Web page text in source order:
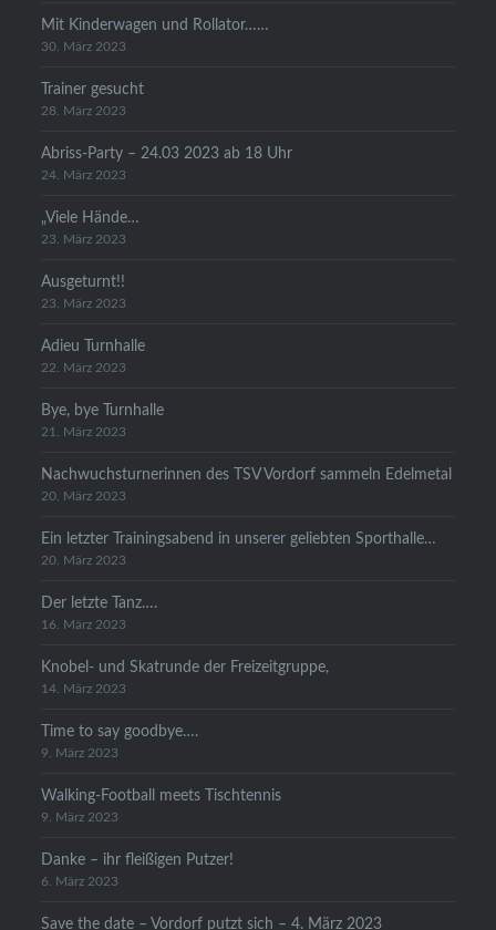
Mit Kinderwagen und Rollator……
30. März 2023
Trainer gesucht
28. März 2023
Abriss-Party – 24.03 2023 ab 18 Uhr
24. März 2023
„Viele Hände…
23. März 2023
Ausgeturnt!!
23. März 2023
Adieu Turnhalle
22. März 2023
Bye, bye Turnhalle
21. März 2023
Nachwuchsturnerinnen des TSV Vordorf sammeln Edelmetal
20. März 2023
Ein letzter Trainingsabend in unserer geliebten Sporthalle…
20. März 2023
Der letzte Tanz….
16. März 2023
Knobel- und Skatrunde der Freizeitgruppe,
14. März 2023
Time to say goodbye….
9. März 2023
Walking-Football meets Tischtennis
9. März 2023
Danke – ihr fleißigen Putzer!
6. März 2023
Save the date – Vordorf putzt sich – 4. März 2023